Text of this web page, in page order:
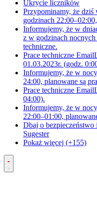
Ukrycie liczników
Przypominamy, że
godzinach
Informujemy, że w
z w godzinach
techniczne.
Prace techniczne
01.03.2023r. (godz.
Informujemy, że w
24:00, planowane są
Prace techniczne
04:00).
Informujemy, że w
22:00–01:00,
Dbaj o bezpieczeństwo
Sugester
Pokaż więcej (+155)